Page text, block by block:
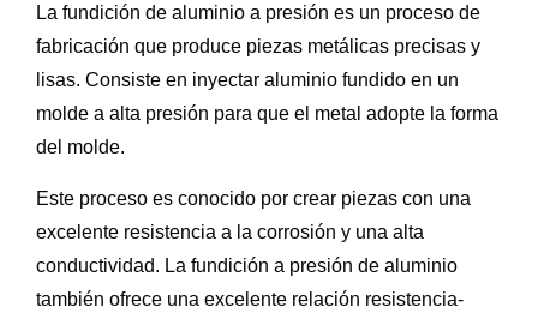
La fundición de aluminio a presión es un proceso de
fabricación que produce piezas metálicas precisas y
lisas. Consiste en inyectar aluminio fundido en un
molde a alta presión para que el metal adopte la forma
del molde.
Este proceso es conocido por crear piezas con una
excelente resistencia a la corrosión y una alta
conductividad. La fundición a presión de aluminio
también ofrece una excelente relación resistencia-